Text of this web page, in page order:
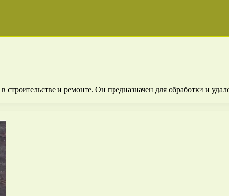
и ремонте. Он предназначен для обработки и